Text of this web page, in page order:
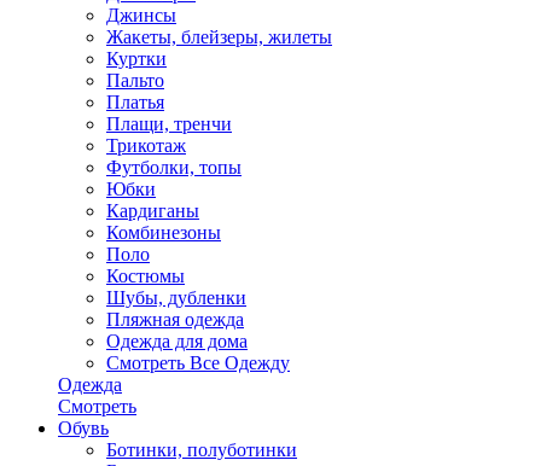
Джинсы
Жакеты, блейзеры, жилеты
Куртки
Пальто
Платья
Плащи, тренчи
Трикотаж
Футболки, топы
Юбки
Кардиганы
Комбинезоны
Поло
Костюмы
Шубы, дубленки
Пляжная одежда
Одежда для дома
Смотреть Все Одежду
Одежда
Смотреть
Обувь
Ботинки, полуботинки